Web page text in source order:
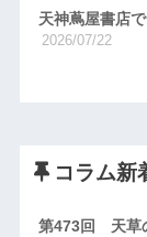
天神蔦屋書店
2026/07/22
コラム新
第473回 天草